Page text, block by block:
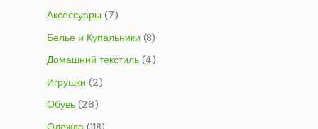
Аксессуары (7)
Белье и Купальники (8)
Домашний текстиль(4)
Игрушки (2)
Обувь(26)